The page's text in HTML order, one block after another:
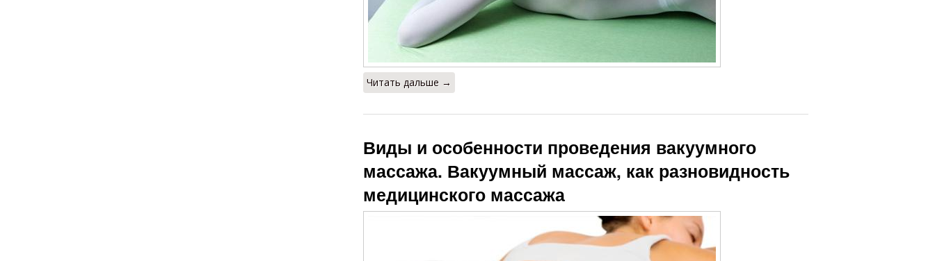
Читать дальше →
Виды и особенности проведения вакуумного
массажа. Вакуумный массаж, как разновидность
медицинского массажа